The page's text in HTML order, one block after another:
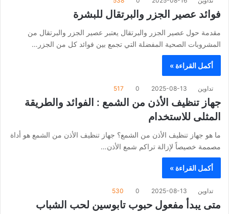
فوائد عصير الجزر والبرتقال للبشرة
مقدمة حول عصير الجزر والبرتقال يعتبر عصير الجزر والبرتقال من
المشروبات الصحية المفضلة التي تجمع بين فوائد كل من الجزر…
أكمل القراءة »
تداوين 2025-08-13
0
517
جهاز تنظيف الأذن من الشمع : الفوائد والطريقة
المثلى للاستخدام
ما هو جهاز تنظيف الأذن من الشمع؟ جهاز تنظيف الأذن من الشمع هو أداة
مصممة خصيصاً لإزالة تراكم شمع الأذن…
أكمل القراءة »
تداوين 2025-08-13
0
530
متى يبدأ مفعول حبوب تابوسين لحب الشباب